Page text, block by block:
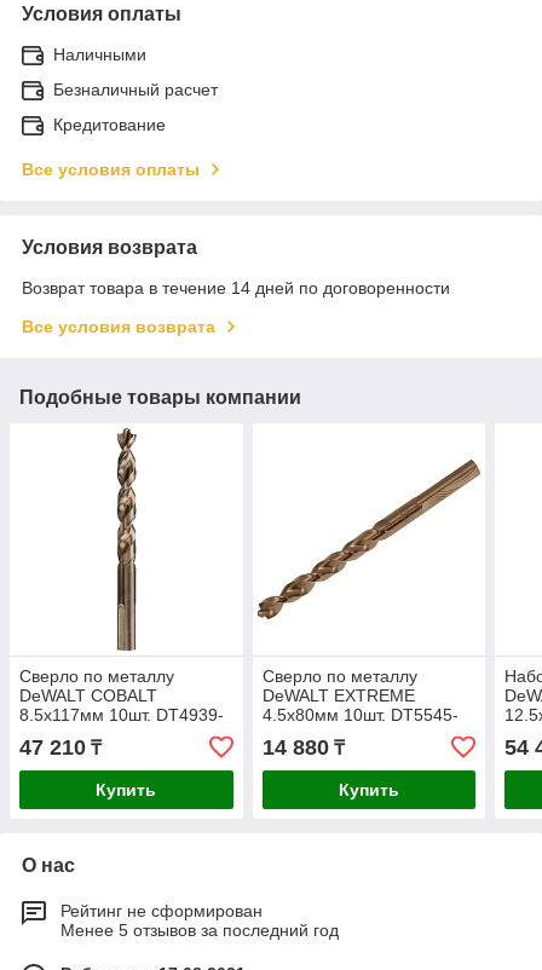
Условия оплаты
Наличными
Безналичный расчет
Кредитование
Все условия оплаты
Условия возврата
Возврат товара в течение 14 дней по договоренности
Все условия возврата
Подобные товары компании
Сверло по металлу
DeWALT COBALT
8.5x117мм 10шт. DT4939-
47 210 ₸
Купить
Сверло по металлу
DeWALT EXTREME
4.5x80мм 10шт. DT5545-
14 880₸
Купить
54
О нас
Рейтинг не сформирован
Менее 5 отзывов за последний год